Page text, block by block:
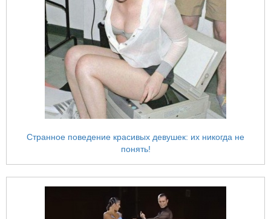
Странное поведение красивых девушек: их никогда не
понять!